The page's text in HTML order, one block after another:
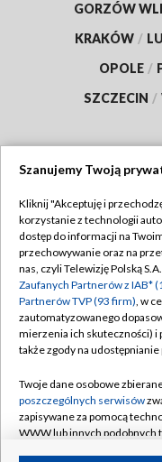
GORZÓW
KRAKÓW /
OPOLE /
SZCZECIN /
Abonament TVP
Emisja w TVP
Centrum informacji
Naziemna Telewizja
Rada Programowa
System NOS
Informacje o
Szanujemy Twoją
Kliknij "Akceptuję i
korzystanie z technologii
dostęp do informacji na
przechowywanie oraz na
nas, czyli Telewizję Polską
Zaufanych Partnerów z IAB*
Partnerów TVP (93 firm), w
zautomatyzowanego
mierzenia ich skuteczności) i
także zgody na
Twoje dane osobowe
poszczególnych serwisów
zapisywane za pomocą
WWW lub innych